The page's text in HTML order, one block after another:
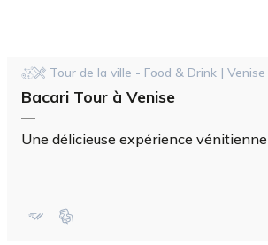
Tour de la ville - Food & Drink | Venise
Bacari Tour à Venise
—
Une délicieuse expérience vénitienne